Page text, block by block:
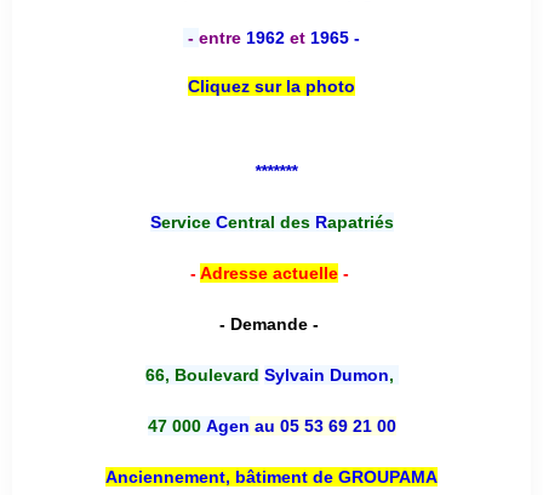
- entre 1962 et 1965 -
Cliquez sur la photo
*******
Service Central desRapatriés
-Adresse actuelle-
- Demande -
66, Boulevard Sylvain Dumon,
47 000 Agen au 05 53 69 21 00
Anciennement, bâtiment de GROUPAMA